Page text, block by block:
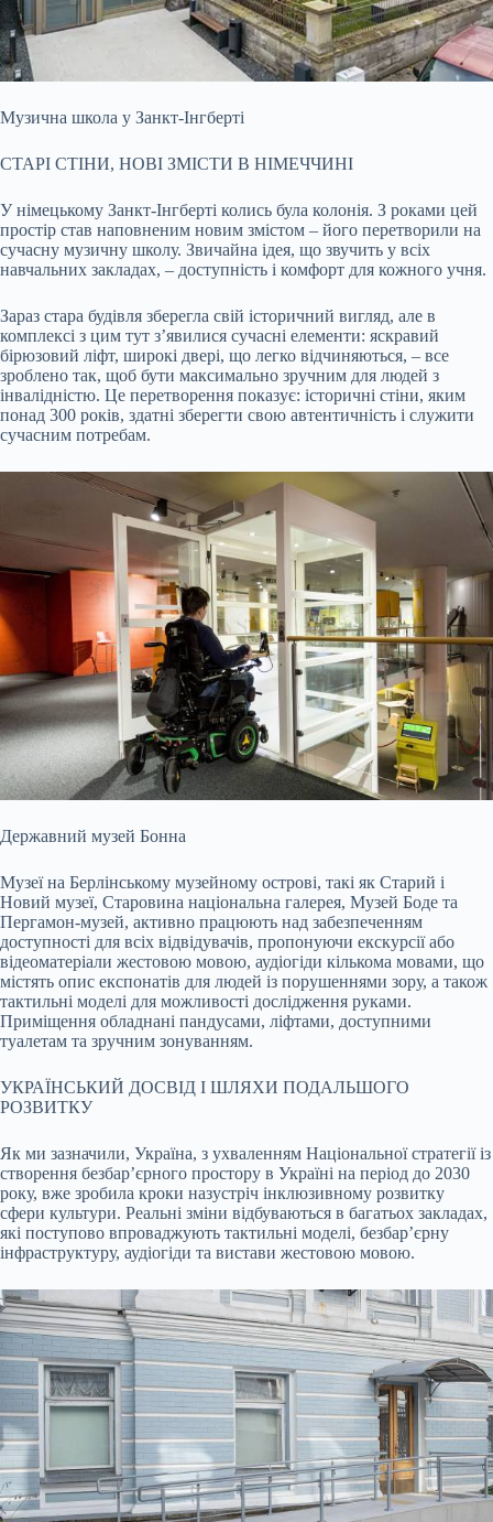
Музична школа у Занкт-Інгберті
СТАРІ СТІНИ, НОВІ ЗМІСТИ В НІМЕЧЧИНІ
У німецькому Занкт-Інгберті колись була колонія. З роками цей
простір став наповненим новим змістом – його перетворили на
сучасну музичну школу. Звичайна ідея, що звучить у всіх
навчальних закладах, – доступність і комфорт для кожного учня.
Зараз стара будівля зберегла свій історичний вигляд, але в
комплексі з цим тут з’явилися сучасні елементи: яскравий
бірюзовий ліфт, широкі двері, що легко відчиняються, – все
зроблено так, щоб бути максимально зручним для людей з
інвалідністю. Це перетворення показує: історичні стіни, яким
понад 300 років, здатні зберегти свою автентичність і служити
сучасним потребам.
Державний музей Бонна
Музеї на Берлінському музейному острові, такі як Старий і
Новий музеї, Старовина національна галерея, Музей Боде та
Пергамон-музей, активно працюють над забезпеченням
доступності для всіх відвідувачів, пропонуючи екскурсії або
відеоматеріали жестовою мовою, аудіогіди кількома мовами, що
містять опис експонатів для людей із порушеннями зору, а також
тактильні моделі для можливості дослідження руками.
Приміщення обладнані пандусами, ліфтами, доступними
туалетам та зручним зонуванням.
УКРАЇНСЬКИЙ ДОСВІД І ШЛЯХИ ПОДАЛЬШОГО
РОЗВИТКУ
Як ми зазначили, Україна, з ухваленням Національної стратегії із
створення безбар’єрного простору в Україні на період до 2030
року, вже зробила кроки назустріч інклюзивному розвитку
сфери культури. Реальні зміни відбуваються в багатьох закладах,
які поступово впроваджують тактильні моделі, безбар’єрну
інфраструктуру, аудіогіди та вистави жестовою мовою.